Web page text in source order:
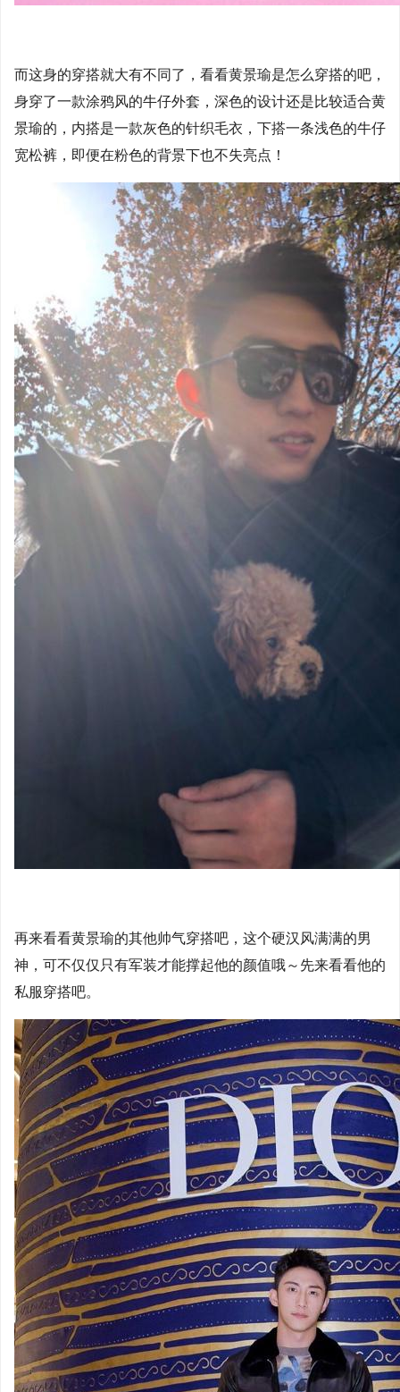
而这身的穿搭就大有不同了，看看黄景瑜是怎么穿搭的吧，
身穿了一款涂鸦风的牛仔外套，深色的设计还是比较适合黄
景瑜的，内搭是一款灰色的针织毛衣，下搭一条浅色的牛仔
宽松裤，即便在粉色的背景下也不失亮点！
再来看看黄景瑜的其他帅气穿搭吧，这个硬汉风满满的男
神，可不仅仅只有军装才能撑起他的颜值哦～先来看看他的
私服穿搭吧。